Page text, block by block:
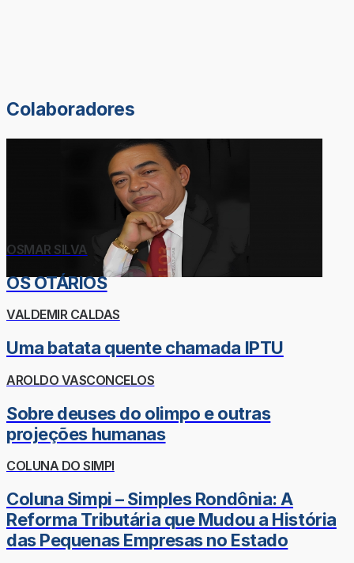
Colaboradores
OSMAR SILVA
OS OTÁRIOS
VALDEMIR CALDAS
Uma batata quente chamada IPTU
AROLDO VASCONCELOS
Sobre deuses do olimpo e outras
projeções humanas
COLUNA DO SIMPI
Coluna Simpi – Simples Rondônia: A
Reforma Tributária que Mudou a História
das Pequenas Empresas no Estado